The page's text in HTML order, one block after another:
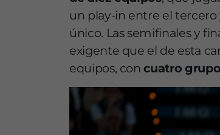
un play-in entre el tercero
único. Las semifinales y
exigente que el de esta
equipos, concuatro